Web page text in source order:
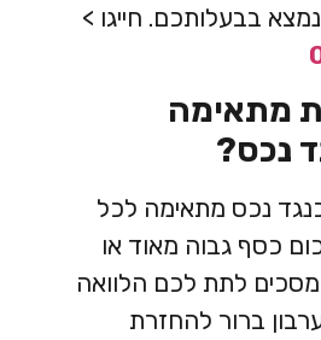
בבעלותכם. חייגו >
מתאימה
נכס?
נכס מתאימה לכל
כסף גבוה מאוד או
לתת לכם הלוואה
ברור להחזרת